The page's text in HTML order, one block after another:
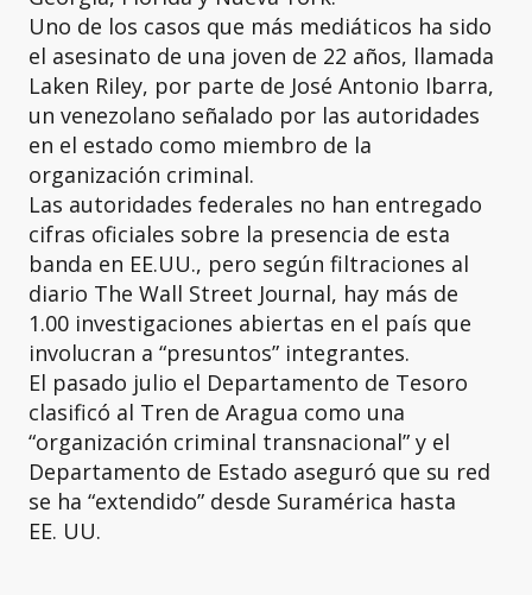
Uno de los casos que más mediáticos ha sido
el asesinato de una joven de 22 años, llamada
Laken Riley, por parte de José Antonio Ibarra,
un venezolano señalado por las autoridades
en el estado como miembro de la
organización criminal.
Las autoridades federales no han entregado
cifras oficiales sobre la presencia de esta
banda en EE.UU., pero según filtraciones al
diario The Wall Street Journal, hay más de
1.00 investigaciones abiertas en el país que
involucran a “presuntos” integrantes.
El pasado julio el Departamento de Tesoro
clasificó al Tren de Aragua como una
“organización criminal transnacional” y el
Departamento de Estado aseguró que su red
se ha “extendido” desde Suramérica hasta
EE. UU.